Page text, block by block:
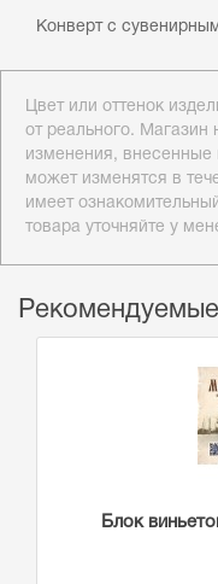
Конверт с
Цвет или оттенок
от реального. Магазин
изменения, внесенные
может изменятся в
имеет
товара уточняйте у
Блок